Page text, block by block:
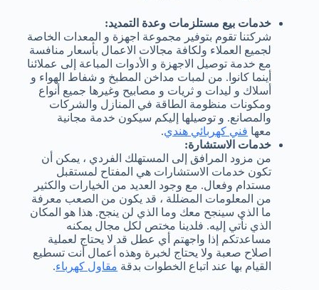
خدمات بيع مستلزمات وعدة التمديد:
شركتنا تقوم بتوفير مجموعة اجهزة و المعدات الخاصة
لجميع العملاء ولكافة مجالات الاعمال بأسعار منافسة
مع خدمة توصيل الاجهزة و الأدوات المباعة إلى عملائنا
أينما كانوا. من لمبات مداخن المطبخ و شفاط الهواء و
أسلاك و ليدات و ثريات و مصابيح وغيرها جميع أنواع
ومكونات منظومة الطاقة في المنازل والشركات
والمصانع. و توصيلها إليكم سيكون خدمة مجانية
معها فني كهربائي هندي.
خدمات الاستشارة:
من مزود المرافق إلى المستهلك الفردي ، يمكن أن
تكون خدمات الاستشارات هي المفتاح لمستقبل
مستدام وفعال. مع وجود العديد من الخيارات والكثير
من المعلومات المضللة ، قد يكون من الصعب معرفة
ما الذي سينجح معك وما الذي لن ينجح. هذا هو المكان
الذي نأتي إليه. فلدينا مختص لكل مجال يمكنه
مساعدتكم إذا واجهتم أي عطل قد لا يحتاج لعملية
اصلاح صعبة ولا يحتاج لخبرة وهذه أعمال أنت تسطيع
القيام بها عند اتباع الخطوات بدقة مقاول كهرباء.